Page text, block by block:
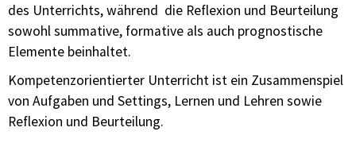
des Unterrichts, während die Reflexion und Beurteilung
sowohl summative, formative als auch prognostische
Elemente beinhaltet.
Kompetenzorientierter Unterricht ist ein Zusammenspiel
von Aufgaben und Settings, Lernen und Lehren sowie
Reflexion und Beurteilung.